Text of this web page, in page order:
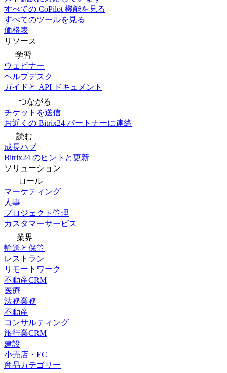
すべての CoPilot 機能を見る
すべてのツールを見る
価格表
リソース
学習
ウェビナー
ヘルプデスク
ガイドと API ドキュメント
つながる
チケットを送信
お近くの Bitrix24 パートナーに連絡
読む
成長ハブ
Bitrix24 のヒントと更新
ソリューション
ロール
マーケティング
人事
プロジェクト管理
カスタマーサービス
業界
輸送と保管
レストラン
リモートワーク
不動産CRM
医療
法務業務
不動産
コンサルティング
旅行業CRM
建設
小売店・EC
商品カテゴリー